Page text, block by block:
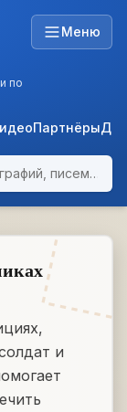
по
Меню
Партнёры
и